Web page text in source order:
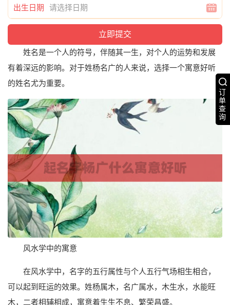
订
单
查
询
出生日期
姓名是一个人的符号，伴随其一生，对个人的运势和发展
有着深远的影响。对于姓杨名广的人来说，选择一个寓意好听
的姓名尤为重要。
风水学中的寓意
在风水学中，名字的五行属性与个人五行气场相生相合，
可以起到旺运的效果。姓杨属木，名广属水，木生水，水能旺
木，二者相辅相成，寓意着生生不息、繁荣昌盛。